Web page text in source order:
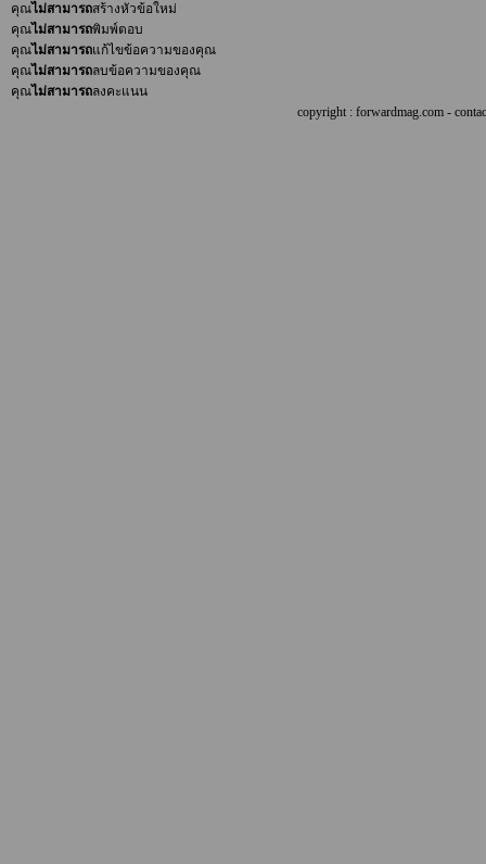
คุณไม่สามารถสร้างหัวข้อใหม่
คุณไม่สามารถพิมพ์ตอบ
คุณไม่สามารถแก้ไขข้อความของคุณ
คุณไม่สามารถลบข้อความของคุณ
คุณไม่สามารถลงคะแนน
copyright : forwardmag.com -